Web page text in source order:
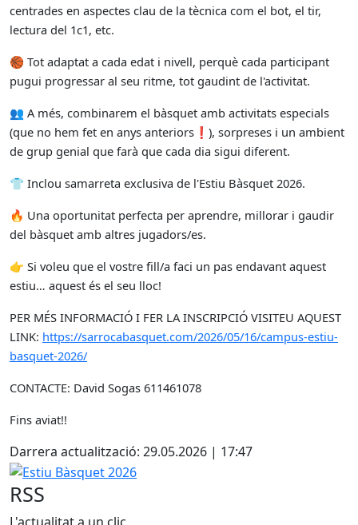
centrades en aspectes clau de la tècnica com el bot, el tir,
lectura del 1c1, etc.
🏀 Tot adaptat a cada edat i nivell, perquè cada participant
pugui progressar al seu ritme, tot gaudint de l'activitat.
👥 A més, combinarem el bàsquet amb activitats especials
(que no hem fet en anys anteriors ❗ ), sorpreses i un ambient
de grup genial que farà que cada dia sigui diferent.
👕 Inclou samarreta exclusiva de l'Estiu Bàsquet 2026.
🔥 Una oportunitat perfecta per aprendre, millorar i gaudir
del bàsquet amb altres jugadors/es.
👉 Si voleu que el vostre fill/a faci un pas endavant aquest
estiu… aquest és el seu lloc!
PER MÉS INFORMACIÓ I FER LA INSCRIPCIÓ VISITEU AQUEST
LINK: https://sarrocabasquet.com/2026/05/16/campus-estiu-
basquet-2026/
CONTACTE: David Sogas 611461078
Fins aviat!!
Darrera actualització: 29.05.2026 | 17:47
Estiu Bàsquet 2026
RSS